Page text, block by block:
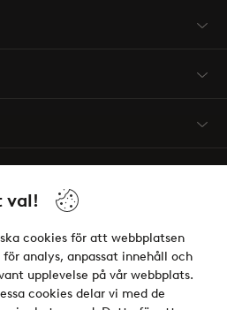
val!
cookies för att webbplatsen
analys, anpassat innehåll och
upplevelse på vår webbplats.
cookies delar vi med de
direkt eller dela upp